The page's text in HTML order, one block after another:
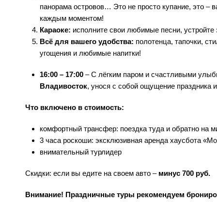
панорама островов… Это не просто купание, это
каждым моментом!
Караоке: исполните свои любимые песни, устройте
Всё для вашего удобства: полотенца, тапочки,
угощения и любимые напитки!
16:00 – 17:00 – С лёгким паром и счастливыми
Владивосток, унося с собой ощущение праздника
Что включено в стоимость:
комфортный трансфер: поездка туда и обратно на
3 часа роскоши: эксклюзивная аренда хаусбота
внимательный турлидер
Скидки: если вы едите на своем авто – минус 700 руб.
Внимание! Праздничные туры рекомендуем